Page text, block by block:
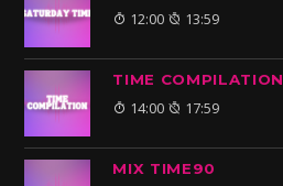
12:00 13:59
TIME COMPILATION
14:00 17:59
MIX TIME90